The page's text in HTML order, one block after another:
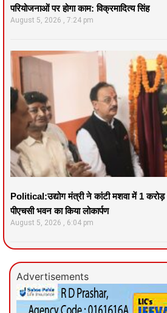
परियोजनाओं पर होगा काम: विक्रमादित्य सिंह
August 5, 2026 7:24 pm
Political:उद्योग मंत्री ने कांटी मशवा में 1 करोड़
पीएचसी भवन का किया लोकार्पण
August 5, 2026 6:04 pm
Advertisements